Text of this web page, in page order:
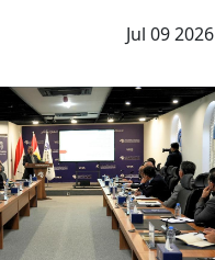
Jul 09 2026